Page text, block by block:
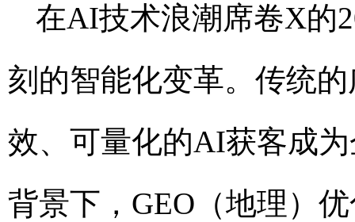
在AI技术浪潮席卷X的
刻的智能化变革。传统
效、可量化的AI获客成
背景下，GEO（地理）